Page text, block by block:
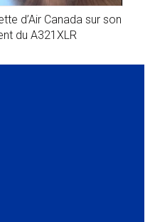
d’Air Canada sur son
du A321XLR